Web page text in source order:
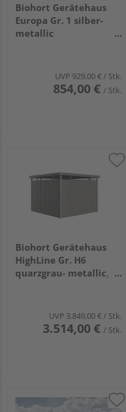
Biohort Gerätehaus
Europa Gr. 1 silber-
metallic
UVP 929,00 €/ Stk.
854,00 € / Stk.
Biohort Gerätehaus
HighLine Gr. H6
quarzgrau- metallic,
UVP 3.849,00 €/ Stk.
3.514,00 € / Stk.